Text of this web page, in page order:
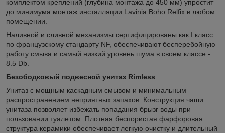
комплектом креплений (глубина монтажа до 450 мм) упростит
до минимума монтаж инсталляции Lavinia Boho Relfix в любом
помещении.
Наливной и сливной механизмы сертифицированы как I класс
по французскому стандарту NF, обеспечивают бесперебойную
работу смыва и самый низкий уровень шума в своем классе -
8.5 Db.
Безободковый подвесной унитаз Rimless
Унитаз с мощным каскадным смывом и минимальным
распространением неприятных запахов. Конструкция чаши
унитаза позволяет избежать попадания брызг воды при
пользовании туалетом. Плотная беспористая фарфоровая
структура керамики обеспечивает легкую очистку и длительный